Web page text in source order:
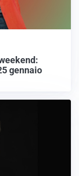
gennaio